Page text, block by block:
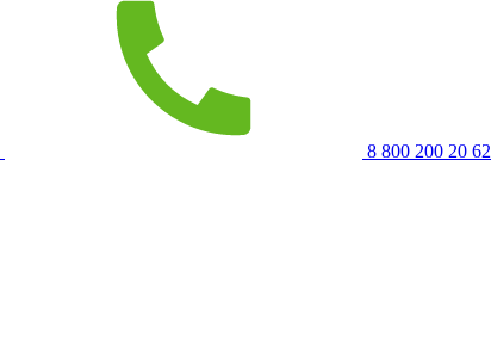
8 800 200 20 62